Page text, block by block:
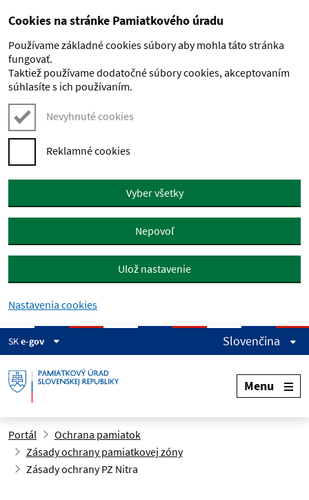
Preskočiť na hlavný obsah
Cookies na stránke Pamiatkového úradu
Používame základné cookies súbory aby mohla táto stránka
fungovať.
Taktiež používame dodatočné súbory cookies, akceptovaním
súhlasíte s ich používaním.
Nevyhnuté cookies
Reklamné cookies
Vyber všetky
Nepovoľ
Ulož nastavenie
Nastavenia cookies
SKe-gov Slovenčina
Menu
Portál
Ochrana pamiatok
Zásady ochrany pamiatkovej zóny
Zásady ochrany PZ Nitra